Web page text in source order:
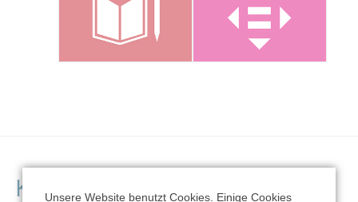
Kontaktdaten der
Unsere Website benutzt Cookies. Einige Cookies